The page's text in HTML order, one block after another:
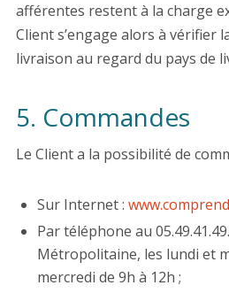
afférentes restent à la charge
Client s’engage alors à vérifier
livraison au regard du pays de
5. Commandes
Le Client a la possibilité de
Sur Internet :
Par téléphone au
Métropolitaine, les lundi et
mercredi de 9h à 12h ;